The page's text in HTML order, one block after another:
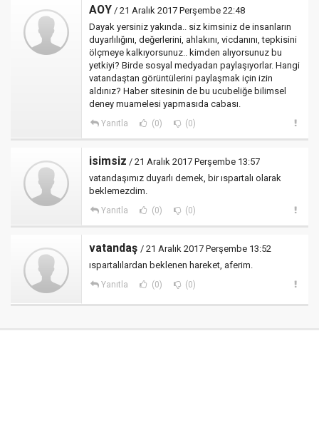
AOY / 21 Aralık 2017 Perşembe 22:48
Dayak yersiniz yakında.. siz kimsiniz de insanların
duyarlılığını, değerlerini, ahlakını, vicdanını, tepkisini
ölçmeye kalkıyorsunuz.. kimden alıyorsunuz bu
yetkiyi? Birde sosyal medyadan paylaşıyorlar. Hangi
vatandaştan görüntülerini paylaşmak için izin
aldınız? Haber sitesinin de bu ucubeliğe bilimsel
deney muamelesi yapmasıda cabası.
Yanıtla (0) (0)
isimsiz / 21 Aralık 2017 Perşembe 13:57
vatandaşımız duyarlı demek, bir ıspartalı olarak
beklemezdim.
Yanıtla (0) (0)
vatandaş / 21 Aralık 2017 Perşembe 13:52
ıspartalılardan beklenen hareket, aferim.
Yanıtla (0) (0)